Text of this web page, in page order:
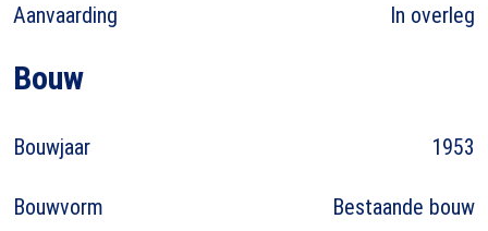
Aanvaarding In overleg
Bouw
Bouwjaar 1953
Bouwvorm Bestaande bouw